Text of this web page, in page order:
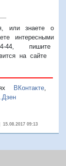
или знаете о
интересными
94-44, пишите
на сайте
ВКонтакте,
15.08.2017 09:13